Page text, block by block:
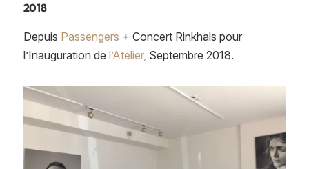
2018
Depuis Passengers + Concert Rinkhals pour
l’Inauguration de l’Atelier, Septembre 2018.